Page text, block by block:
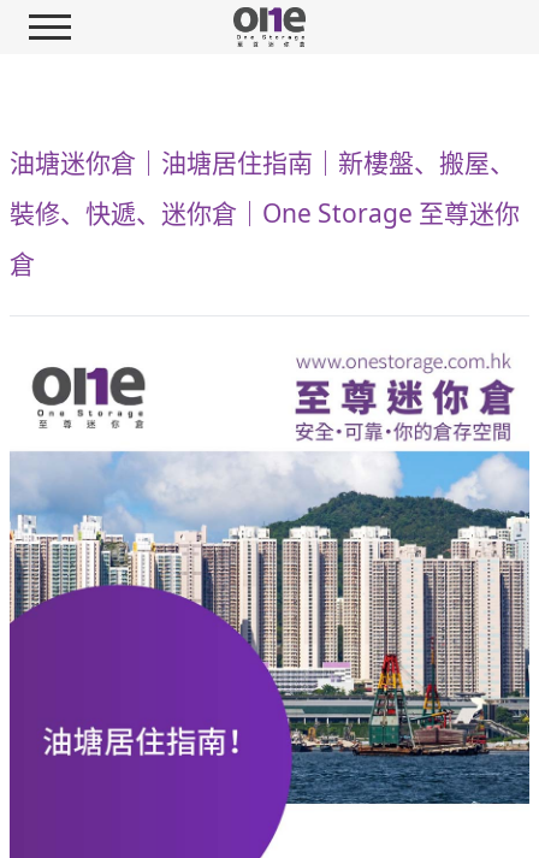
油塘迷你倉｜油塘居住指南｜新樓盤、搬屋、
裝修、快遞、迷你倉｜One Storage 至尊迷你
倉